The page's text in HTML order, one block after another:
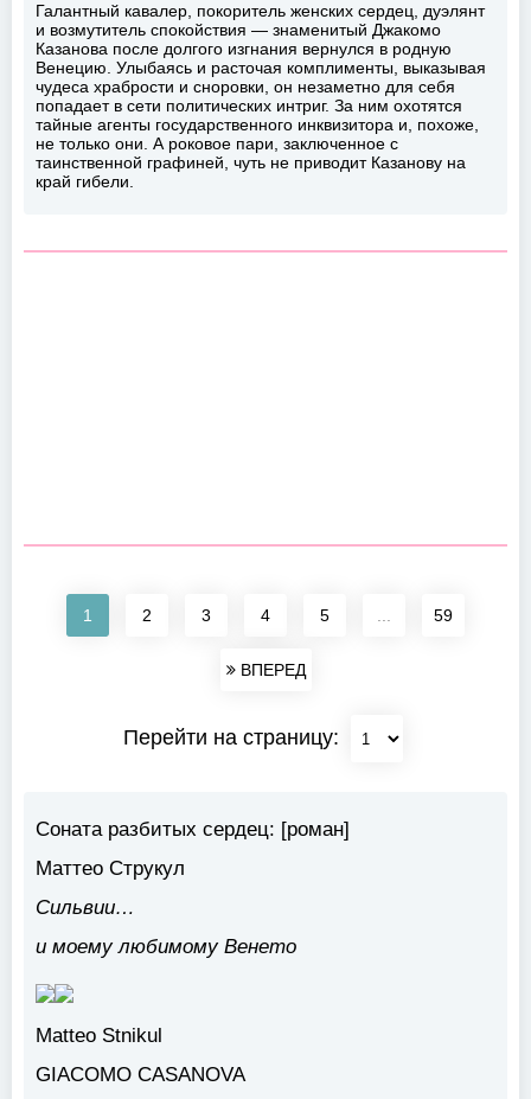
Галантный кавалер, покоритель женских сердец, дуэлянт
и возмутитель спокойствия — знаменитый Джакомо
Казанова после долгого изгнания вернулся в родную
Венецию. Улыбаясь и расточая комплименты, выказывая
чудеса храбрости и сноровки, он незаметно для себя
попадает в сети политических интриг. За ним охотятся
тайные агенты государственного инквизитора и, похоже,
не только они. А роковое пари, заключенное с
таинственной графиней, чуть не приводит Казанову на
край гибели.
1 2 3 4 5 59
ВПЕРЕД
Перейти на страницу:
Соната разбитых сердец: [роман]
Маттео Струкул
Сильвии…
и моему любимому Венето
Matteo Stnikul
GIACOMO CASANOVA